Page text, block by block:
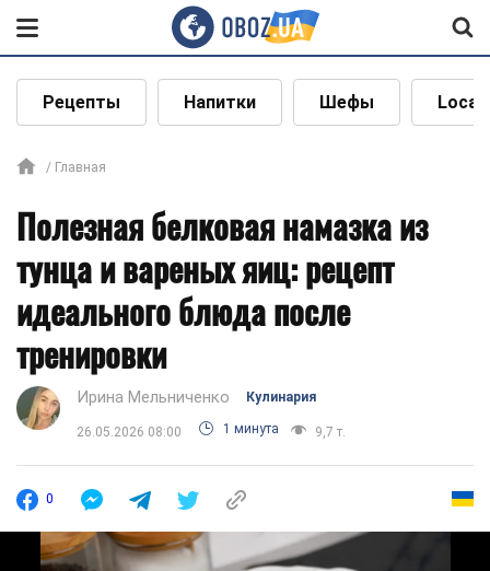
Рецепты Напитки Шефы Local
Главная
Полезная белковая намазка из
тунца и вареных яиц: рецепт
идеального блюда после
тренировки
Ирина Мельниченко Кулинария
26.05.2026 08:00 1 минута 9,7 т.
0